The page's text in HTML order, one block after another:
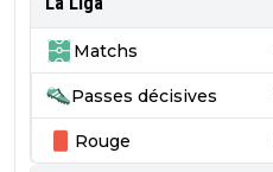
Matchs
Passes décisives
Rouge